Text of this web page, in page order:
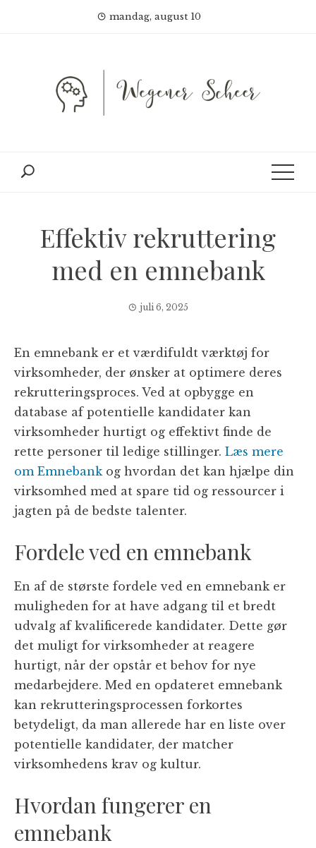
mandag, august 10
Effektiv rekruttering
med en emnebank
juli 6, 2025
En emnebank er et værdifuldt værktøj for
virksomheder, der ønsker at optimere deres
rekrutteringsproces. Ved at opbygge en
database af potentielle kandidater kan
virksomheder hurtigt og effektivt finde de
rette personer til ledige stillinger. Læs mere
om Emnebankog hvordan det kan hjælpe din
virksomhed med at spare tid og ressourcer i
jagten på de bedste talenter.
Fordele ved en emnebank
En af de største fordele ved en emnebank er
muligheden for at have adgang til et bredt
udvalg af kvalificerede kandidater. Dette gør
det muligt for virksomheder at reagere
hurtigt, når der opstår et behov for nye
medarbejdere. Med en opdateret emnebank
kan rekrutteringsprocessen forkortes
betydeligt, da man allerede har en liste over
potentielle kandidater, der matcher
virksomhedens krav og kultur.
Hvordan fungerer en
emnebank